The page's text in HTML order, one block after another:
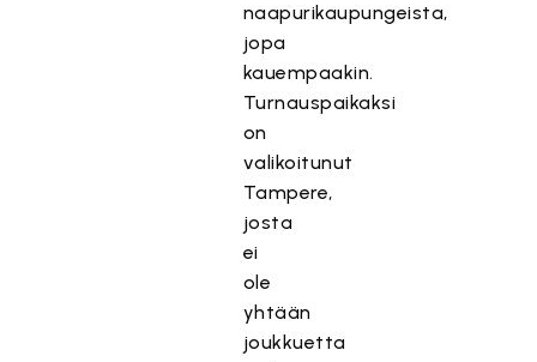
naapurikaupungeista,
jopa
kauempaakin.
Turnauspaikaksi
on
valikoitunut
Tampere,
josta
ei
ole
yhtään
joukkuetta